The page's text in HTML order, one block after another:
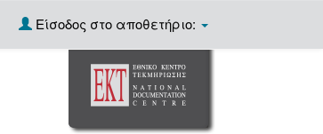
Είσοδος στο αποθετήριο: